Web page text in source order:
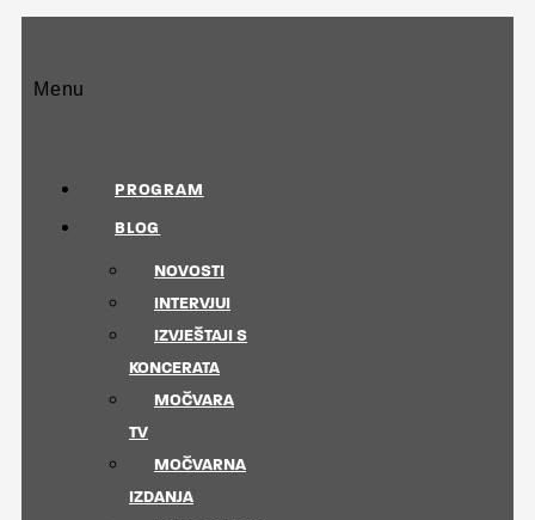
Menu
PROGRAM
BLOG
NOVOSTI
INTERVJUI
IZVJEŠTAJI S
KONCERATA
MOČVARA
TV
MOČVARNA
IZDANJA